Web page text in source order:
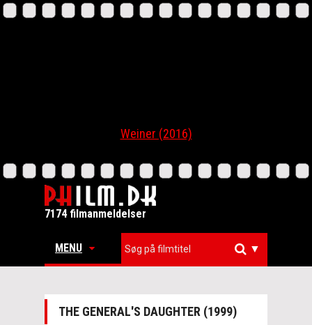
Weiner (2016)
7174 filmanmeldelser
MENU ▼
THE GENERAL'S DAUGHTER (1999)